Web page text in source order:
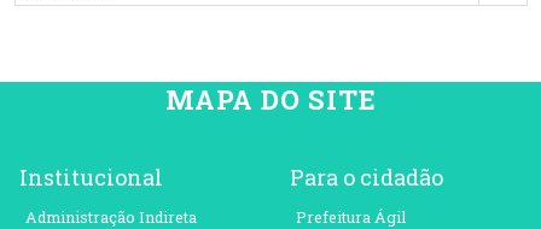
MAPA DO SITE
Institucional
Administração Indireta
Para o cidadão
Prefeitura Ágil